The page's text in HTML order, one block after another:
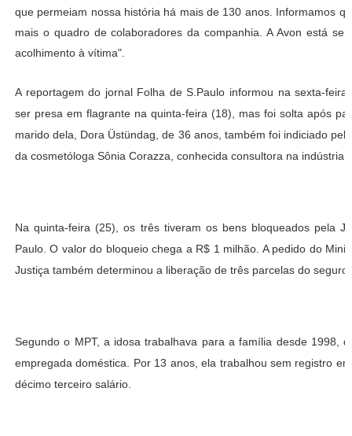
que permeiam nossa história há mais de 130 anos. Informamos
mais o quadro de colaboradores da companhia. A Avon está se
acolhimento à vítima".
A reportagem do jornal Folha de S.Paulo informou na sexta-
ser presa em flagrante na quinta-feira (18), mas foi solta após
marido dela, Dora Üstündag, de 36 anos, também foi indiciado
da cosmetóloga Sônia Corazza, conhecida consultora na indústria
Na quinta-feira (25), os três tiveram os bens bloqueados pela
Paulo. O valor do bloqueio chega a R$ 1 milhão. A pedido do
Justiça também determinou a liberação de três parcelas do
Segundo o MPT, a idosa trabalhava para a família desde 1998,
empregada doméstica. Por 13 anos, ela trabalhou sem registro
décimo terceiro salário.